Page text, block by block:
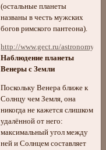
(остальные планеты
названы в честь мужских
богов римского пантеона).
http://www.gect.ru/astronomy/
Наблюдение планеты
Венеры с Земли
Поскольку Венера ближе к
Солнцу чем Земля, она
никогда не кажется слишком
удалённой от него:
максимальный угол между
ней и Солнцем составляет